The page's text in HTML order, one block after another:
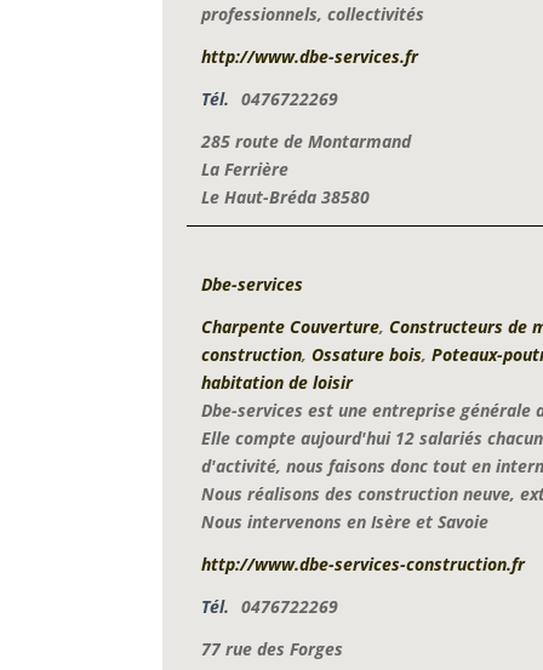
professionnels, collectivités
http://www.dbe-services.fr
Tél.
0476722269
285 route de Montarmand
La Ferrière
Le Haut-Bréda 38580
Dbe-services
Charpente Couverture,Constructeurs de
construction,Ossature bois,Poteaux-
habitation de loisir
Dbe-services est une entreprise générale
Elle compte aujourd'hui 12 salariés
d'activité, nous faisons donc tout en
Nous réalisons des construction neuve,
Nous intervenons en Isère et Savoie
http://www.dbe-services-construction.fr
Tél.
0476722269
77 rue des Forges